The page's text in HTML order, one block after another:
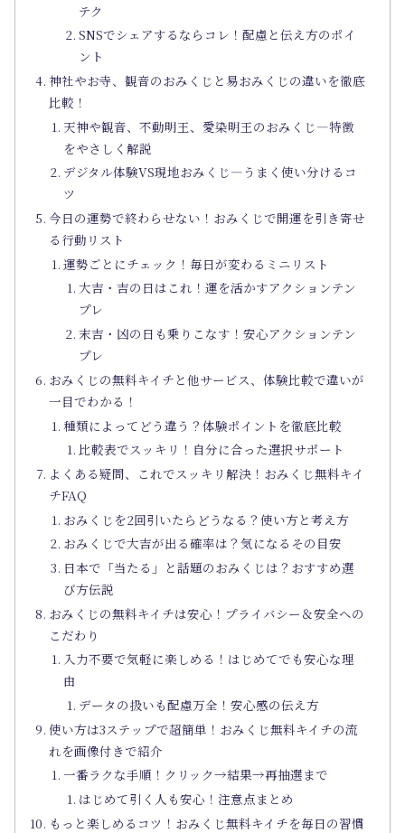
テク
SNSでシェアするならコレ！配慮と伝え方のポイ
ント
神社やお寺、観音のおみくじと易おみくじの違いを徹底
比較！
天神や観音、不動明王、愛染明王のおみくじ―特徴
をやさしく解説
デジタル体験VS現地おみくじ―うまく使い分けるコ
ツ
今日の運勢で終わらせない！おみくじで開運を引き寄せ
る行動リスト
運勢ごとにチェック！毎日が変わるミニリスト
大吉・吉の日はこれ！運を活かすアクションテン
プレ
末吉・凶の日も乗りこなす！安心アクションテン
プレ
おみくじの無料キイチと他サービス、体験比較で違いが
一目でわかる！
種類によってどう違う？体験ポイントを徹底比較
比較表でスッキリ！自分に合った選択サポート
よくある疑問、これでスッキリ解決！おみくじ無料キイ
チFAQ
おみくじを2回引いたらどうなる？使い方と考え方
おみくじで大吉が出る確率は？気になるその目安
日本で「当たる」と話題のおみくじは？おすすめ選
び方伝説
おみくじの無料キイチは安心！プライバシー＆安全への
こだわり
入力不要で気軽に楽しめる！はじめてでも安心な理
由
データの扱いも配慮万全！安心感の伝え方
使い方は3ステップで超簡単！おみくじ無料キイチの流
れを画像付きで紹介
一番ラクな手順！クリック→結果→再抽選まで
はじめて引く人も安心！注意点まとめ
もっと楽しめるコツ！おみくじ無料キイチを毎日の習慣